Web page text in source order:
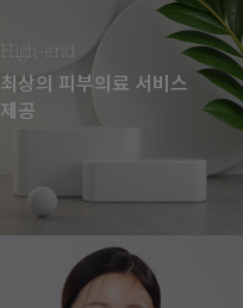
High-end
최상의 피부의료 서비스
제공